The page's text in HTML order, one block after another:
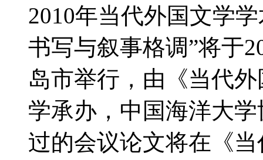
2010年当代外国文学
书写与叙事格调”将于
岛市举行，由《当代
学承办，中国海洋大
过的会议论文将在《